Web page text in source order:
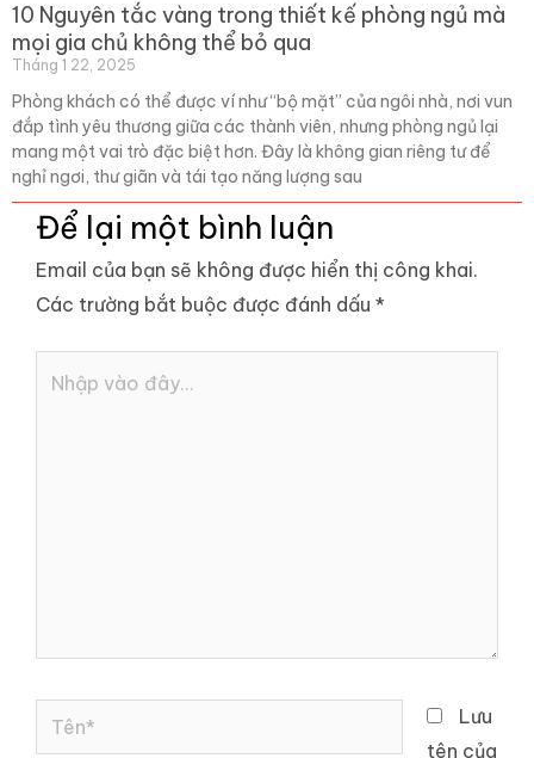
10 Nguyên tắc vàng trong thiết kế phòng ngủ mà
mọi gia chủ không thể bỏ qua
Tháng 1 22, 2025
Phòng khách có thể được ví như “bộ mặt” của ngôi nhà, nơi vun
đắp tình yêu thương giữa các thành viên, nhưng phòng ngủ lại
mang một vai trò đặc biệt hơn. Đây là không gian riêng tư để
nghỉ ngơi, thư giãn và tái tạo năng lượng sau
Để lại một bình luận
Email của bạn sẽ không được hiển thị công khai.
Các trường bắt buộc được đánh dấu *
Tên*
Lưu
tên của